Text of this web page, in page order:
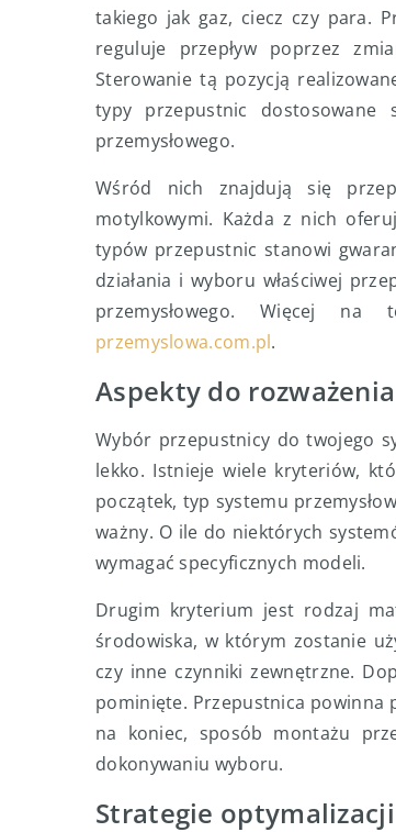
takiego jak gaz, ciecz czy para.
reguluje przepływ poprzez
Sterowanie tą pozycją
typy przepustnic
przemysłowego.
Wśród nich znajdują się
motylkowymi. Każda z nich
typów przepustnic stanowi
działania i wyboru właściwej
przemysłowego. Więcej
przemyslowa.com.pl.
Aspekty do
Wybór przepustnicy do twojego
lekko. Istnieje wiele kryteriów,
początek, typ systemu
ważny. O ile do niektórych
wymagać specyficznych modeli.
Drugim kryterium jest rodzaj
środowiska, w którym zostanie
czy inne czynniki zewnętrzne.
pominięte. Przepustnica powinna
na koniec, sposób montażu
dokonywaniu wyboru.
Strategie